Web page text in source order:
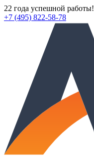
22 года успешной работы!
+7 (495) 822-58-78